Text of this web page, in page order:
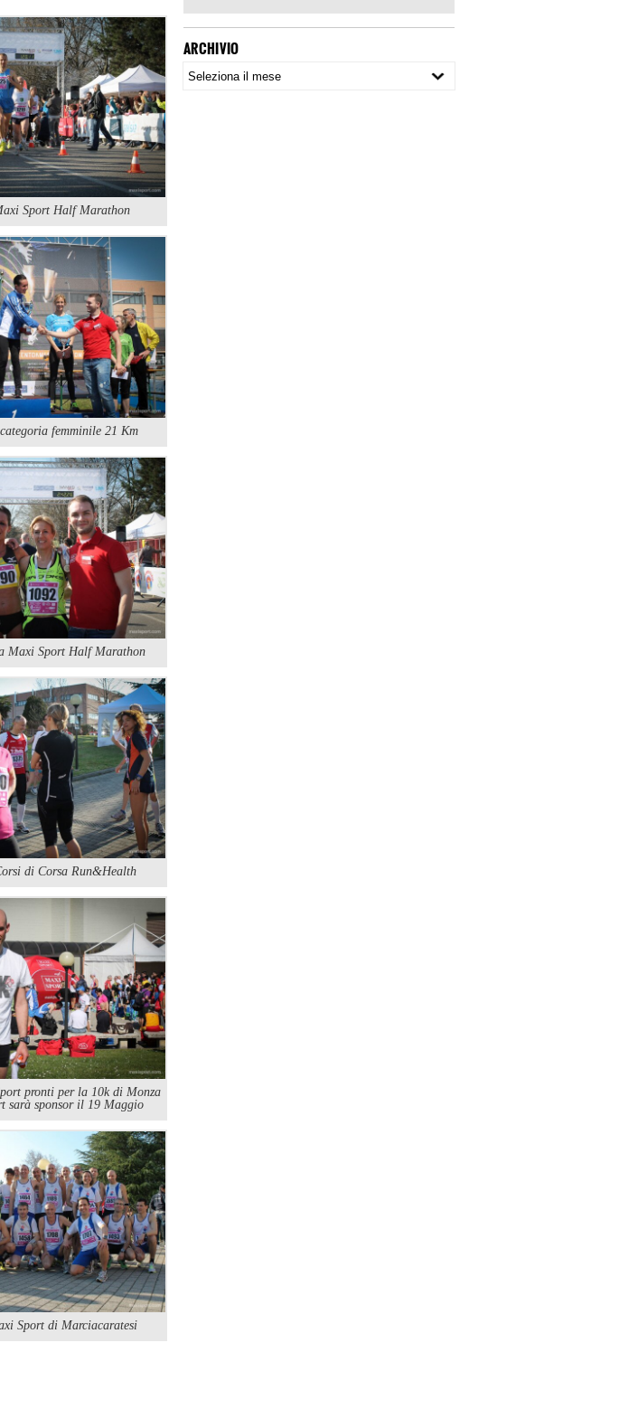
Sport Half Marathon
femminile 21 Km
Maxi Sport Half Marathon
di Corsa Run&Health
pronti per la 10k di Monza
sarà sponsor il 19 Maggio
Sport di Marciacaratesi
ARCHIVIO